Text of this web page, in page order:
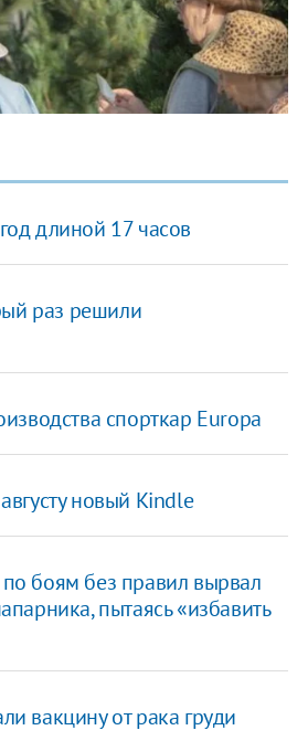
длиной 17 часов
раз решили
спорткар Europa
новый Kindle
боям без правил вырвал
пытаясь «избавить
вакцину от рака груди